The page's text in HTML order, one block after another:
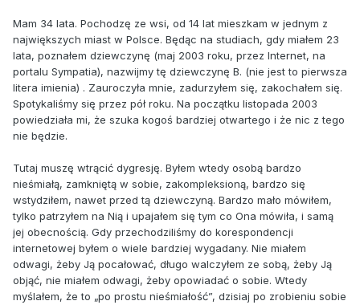
Mam 34 lata. Pochodzę ze wsi, od 14 lat mieszkam w jednym z
największych miast w Polsce. Będąc na studiach, gdy miałem 23
lata, poznałem dziewczynę (maj 2003 roku, przez Internet, na
portalu Sympatia), nazwijmy tę dziewczynę B. (nie jest to pierwsza
litera imienia) . Zauroczyła mnie, zadurzyłem się, zakochałem się.
Spotykaliśmy się przez pół roku. Na początku listopada 2003
powiedziała mi, że szuka kogoś bardziej otwartego i że nic z tego
nie będzie.
Tutaj muszę wtrącić dygresję. Byłem wtedy osobą bardzo
nieśmiałą, zamkniętą w sobie, zakompleksioną, bardzo się
wstydziłem, nawet przed tą dziewczyną. Bardzo mało mówiłem,
tylko patrzyłem na Nią i upajałem się tym co Ona mówiła, i samą
jej obecnością. Gdy przechodziliśmy do korespondencji
internetowej byłem o wiele bardziej wygadany. Nie miałem
odwagi, żeby Ją pocałować, długo walczyłem ze sobą, żeby Ją
objąć, nie miałem odwagi, żeby opowiadać o sobie. Wtedy
myślałem, że to „po prostu nieśmiałość”, dzisiaj po zrobieniu sobie